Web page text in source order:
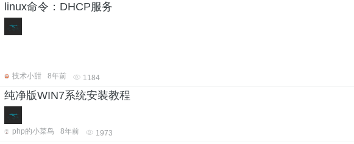
linux命令：DHCP服务
技术小甜
8年前 1184
纯净版WIN7系统安装教程
php的小菜鸟
8年前 1973